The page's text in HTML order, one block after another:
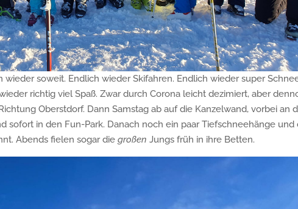
soweit. Endlich wieder Skifahren. Endlich wieder super
richtig viel Spaß. Zwar durch Corona leicht dezimiert, aber
Oberstdorf. Dann Samstag ab auf die Kanzelwand, vorbei an
sofort in den Fun-Park. Danach noch ein paar Tiefschneehänge und
Abends fielen sogar diegroßen Jungs früh in ihre Betten.